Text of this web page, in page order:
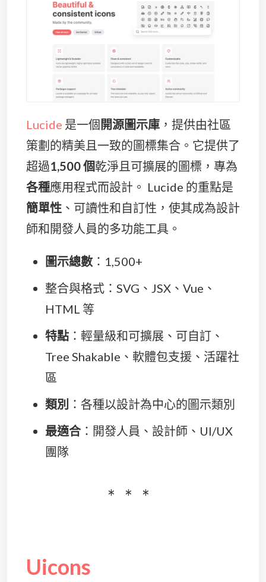
Lucide 是一個 開源圖示庫 ，提供由社區
策劃的精美且一致的圖標集合。它提供了
超過1,500 個乾淨且可擴展的圖標，專為
各種應用程式而設計。 Lucide 的重點是
簡單性 、可讀性和自訂性，使其成為設計
師和開發人員的多功能工具。
圖示總數 ：1,500+
整合與格式：SVG、JSX、Vue、
HTML 等
特點 ：輕量級和可擴展、可自訂、
Tree Shakable、軟體包支援、活躍社
區
類別 ：各種以設計為中心的圖示類別
最適合 ：開發人員、設計師、UI/UX
團隊
Uicons